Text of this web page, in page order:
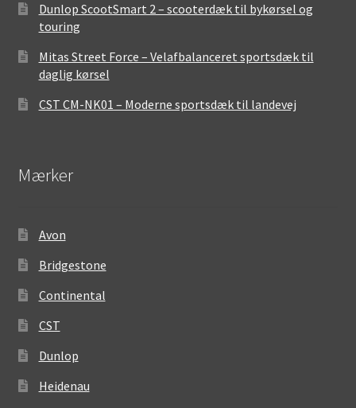
Dunlop ScootSmart 2 – scooterdæk til bykørsel og
touring
Mitas Street Force – Velafbalanceret sportsdæk til
daglig kørsel
CST CM-NK01 – Moderne sportsdæk til landevej
Mærker
Avon
Bridgestone
Continental
CST
Dunlop
Heidenau